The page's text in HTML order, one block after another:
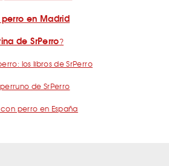
en Madrid
de SrPerro?
los libros de SrPerro
de SrPerro
perro en España